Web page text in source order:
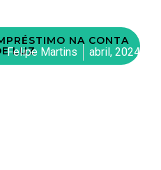
NA CONTA
LUZ
Felipe Martins abril, 2024